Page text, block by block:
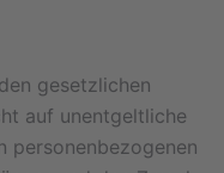
gesetzlichen
auf unentgeltliche
personenbezogenen